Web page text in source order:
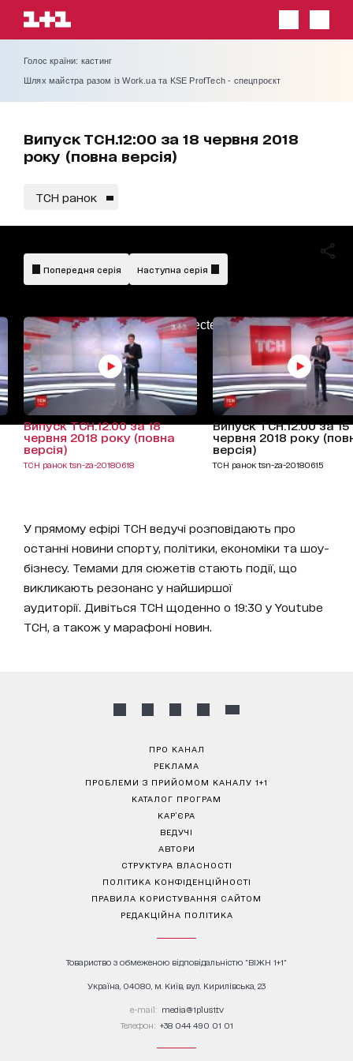
Голос країни: кастинг
Шлях майстра разом із Work.ua та KSE ProfTech - спецпроєкт
Випуск ТСН.12:00 за 18 червня 2018
року (повна версія)
ТСН ранок
AdBlockDetected!
Попередня серія Наступна серія
Випуск ТСН.12:00 за 18
червня 2018 року (повна
версія)
ТСН ранок tsn-za-20180618
Випуск ТСН.12:00 за 15
червня 2018 року
версія)
ТСН ранок tsn-za-20180615
У прямому ефірі ТСН ведучі розповідають про
останні новини спорту, політики, економіки та шоу-
бізнесу. Темами для сюжетів стають події, що
викликають резонанс у найширшої
аудиторії. Дивіться ТСН щоденно о 19:30 у Youtube
ТСН, а також у марафоні новин.
ПРО КАНАЛ
РЕКЛАМА
ПРОБЛЕМИ З ПРИЙОМОМ КАНАЛУ 1+1
КАТАЛОГ ПРОГРАМ
КАР’ЄРА
ВЕДУЧІ
АВТОРИ
СТРУКТУРА ВЛАСНОСТІ
ПОЛІТИКА КОНФІДЕНЦІЙНОСТІ
ПРАВИЛА КОРИСТУВАННЯ САЙТОМ
РЕДАКЦІЙНА ПОЛІТИКА
Товариство з обмеженою відповідальністю "ВІЖН 1+1"
Україна, 04080, м. Київ, вул. Кирилівська, 23
е-mail: media@1plus1.tv
Телефон: +38 044 490 01 01